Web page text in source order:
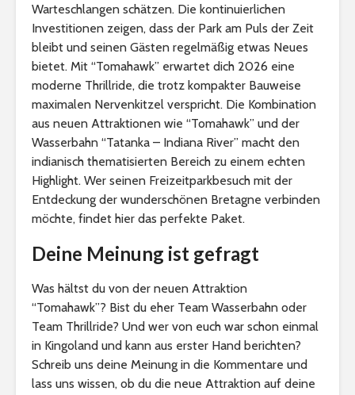
Warteschlangen schätzen. Die kontinuierlichen
Investitionen zeigen, dass der Park am Puls der Zeit
bleibt und seinen Gästen regelmäßig etwas Neues
bietet. Mit “Tomahawk” erwartet dich 2026 eine
moderne Thrillride, die trotz kompakter Bauweise
maximalen Nervenkitzel verspricht. Die Kombination
aus neuen Attraktionen wie “Tomahawk” und der
Wasserbahn “Tatanka – Indiana River” macht den
indianisch thematisierten Bereich zu einem echten
Highlight. Wer seinen Freizeitparkbesuch mit der
Entdeckung der wunderschönen Bretagne verbinden
möchte, findet hier das perfekte Paket.
Deine Meinung ist gefragt
Was hältst du von der neuen Attraktion
“Tomahawk”? Bist du eher Team Wasserbahn oder
Team Thrillride? Und wer von euch war schon einmal
in Kingoland und kann aus erster Hand berichten?
Schreib uns deine Meinung in die Kommentare und
lass uns wissen, ob du die neue Attraktion auf deine